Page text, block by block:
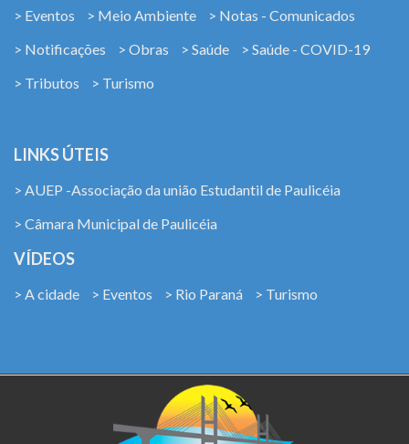
> Eventos
> Meio Ambiente
> Notas - Comunicados
> Notificações
> Obras > Saúde
> Saúde - COVID-19
> Tributos
> Turismo
LINKS ÚTEIS
> AUEP -Associação da união Estudantil de Paulicéia
> Câmara Municipal de Paulicéia
VÍDEOS
> A cidade > Eventos > Rio Paraná > Turismo